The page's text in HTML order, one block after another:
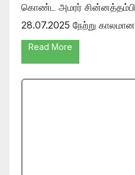
கொண்ட அமரர்
28.07.2025 நேற்று
Read More